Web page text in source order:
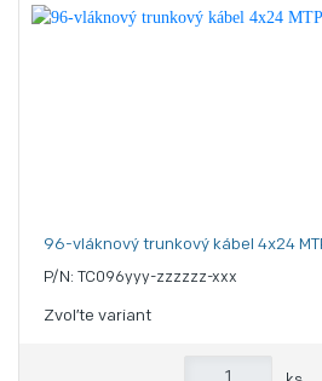
96-vláknový trunkový kábel 4x24
P/N: TC096yyy-zzzzzz-xxx
Zvoľte variant